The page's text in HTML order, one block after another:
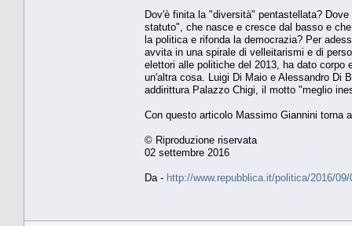
Dov'è finita la "diversità" pentastellata?
statuto", che nasce e cresce dal basso e
la politica e rifonda la democrazia? Per
avvita in una spirale di velleitarismi e di
elettori alle politiche del 2013, ha dato
un'altra cosa. Luigi Di Maio e Alessandro Di
addirittura Palazzo Chigi, il motto "meglio
Con questo articolo Massimo Giannini torna
© Riproduzione riservata
02 settembre 2016
Da - http://www.repubblica.it/politica/2016/